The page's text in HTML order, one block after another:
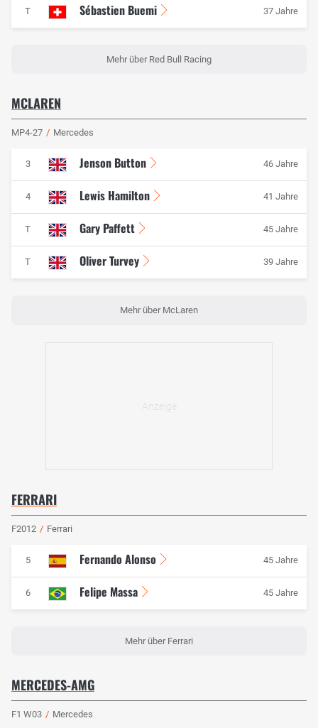
T Sébastien Buemi 37 Jahre
Mehr über Red Bull Racing
MCLAREN
MP4-27 / Mercedes
3 Jenson Button 46 Jahre
4 Lewis Hamilton 41 Jahre
T Gary Paffett 45 Jahre
T Oliver Turvey 39 Jahre
Mehr über McLaren
FERRARI
F2012 / Ferrari
5 Fernando Alonso 45 Jahre
6 Felipe Massa 45 Jahre
Mehr über Ferrari
MERCEDES-AMG
F1 W03 / Mercedes